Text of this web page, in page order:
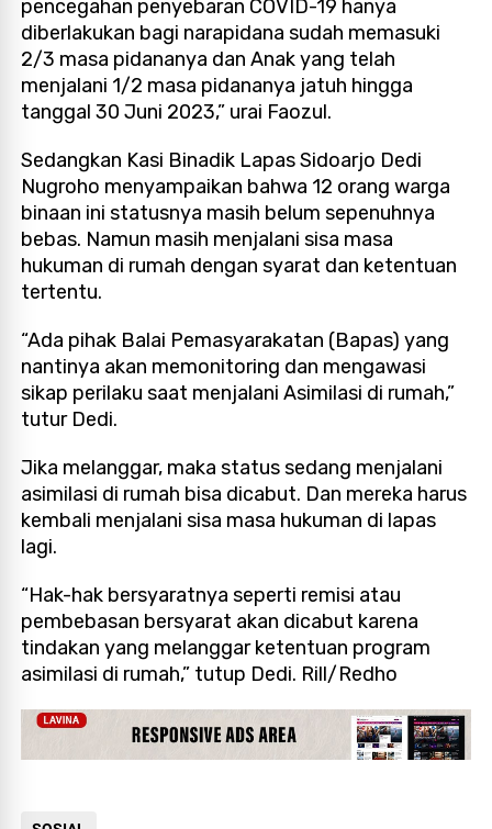
pencegahan penyebaran COVID-19 hanya
diberlakukan bagi narapidana sudah memasuki
2/3 masa pidananya dan Anak yang telah
menjalani 1/2 masa pidananya jatuh hingga
tanggal 30 Juni 2023,” urai Faozul.
Sedangkan Kasi Binadik Lapas Sidoarjo Dedi
Nugroho menyampaikan bahwa 12 orang warga
binaan ini statusnya masih belum sepenuhnya
bebas. Namun masih menjalani sisa masa
hukuman di rumah dengan syarat dan ketentuan
tertentu.
“Ada pihak Balai Pemasyarakatan (Bapas) yang
nantinya akan memonitoring dan mengawasi
sikap perilaku saat menjalani Asimilasi di rumah,”
tutur Dedi.
Jika melanggar, maka status sedang menjalani
asimilasi di rumah bisa dicabut. Dan mereka harus
kembali menjalani sisa masa hukuman di lapas
lagi.
“Hak-hak bersyaratnya seperti remisi atau
pembebasan bersyarat akan dicabut karena
tindakan yang melanggar ketentuan program
asimilasi di rumah,” tutup Dedi. Rill/Redho